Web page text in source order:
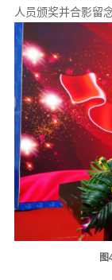
人员颁奖并合影留念
图